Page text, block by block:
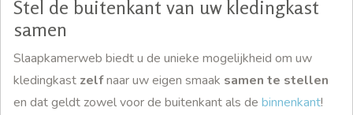
Stel de buitenkant van uw kledingkast
samen
Slaapkamerweb biedt u de unieke mogelijkheid om uw
kledingkast zelfnaar uw eigen smaak samen te stellen
en dat geldt zowel voor de buitenkant als de binnenkant!